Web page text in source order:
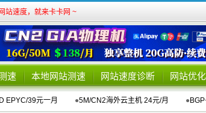
站速度，就来卡卡网 ~
速 本地网站测速 网站速度诊断 网站优
EPYC/39元一月 ●5M/CN2海外云主机 24元/月 ●